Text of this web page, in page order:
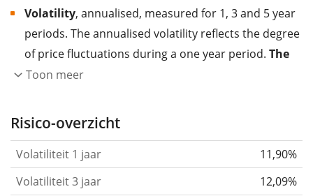
Volatility, annualised, measured for 1, 3 and 5 year
periods. The annualised volatility reflects the degree
of price fluctuations during a one year period. The
higher the volatility, the more significantly the
the past.
Assets with higher volatility are generally
based on the data for the past 1, 3 and 5 years so
that you can see if price fluctuations for the ETF
Toon meer
Risico-overzicht
Volatiliteit 1 jaar
11,90%
Volatiliteit 3 jaar
12,09%